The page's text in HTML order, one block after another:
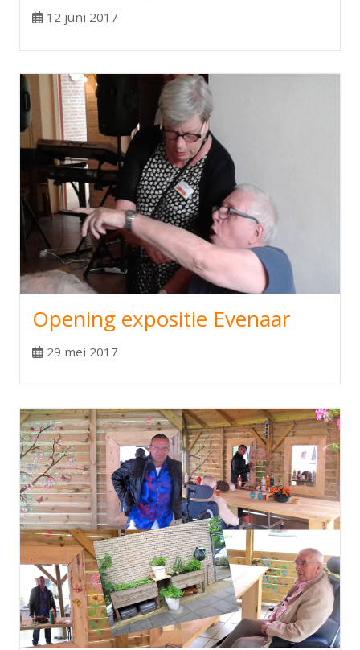
12 juni 2017
Opening expositie Evenaar
29 mei 2017